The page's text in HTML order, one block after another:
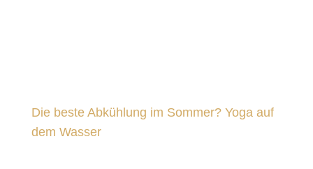
Die beste Abkühlung im Sommer? Yoga auf
dem Wasser